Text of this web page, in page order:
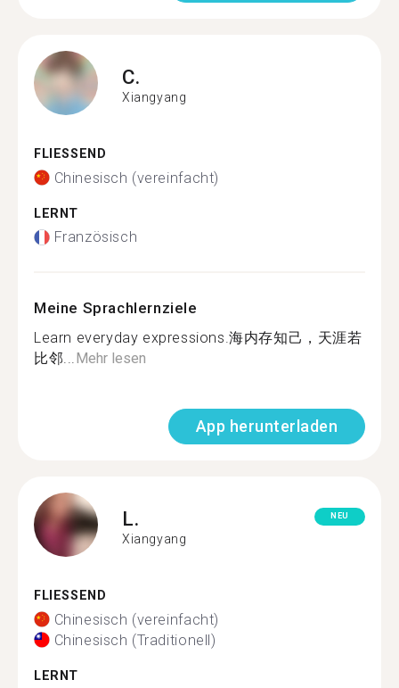
C.
Xiangyang
FLIESSEND
Chinesisch (vereinfacht)
LERNT
Französisch
Meine Sprachlernziele
Learn everyday expressions.海内存知己，天涯若
比邻...Mehr lesen
App herunterladen
L.
Xiangyang
NEU
FLIESSEND
Chinesisch (vereinfacht)
Chinesisch (Traditionell)
LERNT